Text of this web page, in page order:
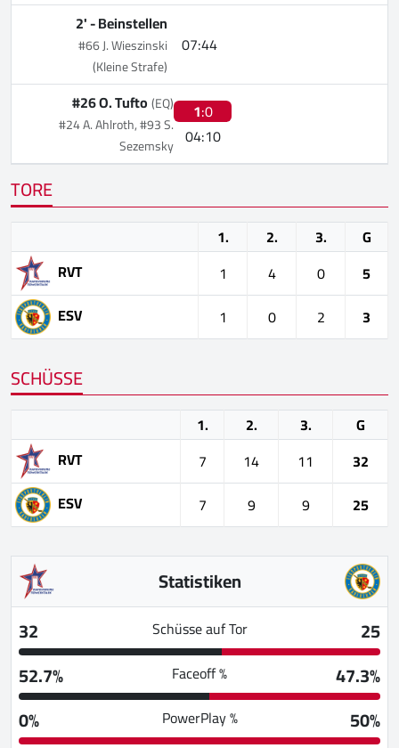
07:44
2' -Beinstellen
#66 J. Wieszinski
(Kleine Strafe)
1:0
04:10
#26 O. Tufto(EQ)
#24 A. Ahlroth, #93 S.
Sezemsky
TORE
1. 2. 3.
G
RVT
1 4 0
5
ESV
1 0 2 3
SCHÜSSE
1. 2. 3.
G
RVT
7 14 11
32
ESV
7 9 9 25
Statistiken
32
Schüsse auf Tor
25
52.7%
Faceoff %
47.3%
0%
PowerPlay % 50%